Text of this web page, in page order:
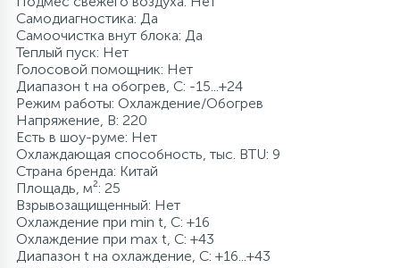
Самодиагностика: Да
Самоочистка внут блока: Да
Теплый пуск: Нет
Голосовой помощник: Нет
Диапазон t на обогрев, С: -15...+24
Режим работы: Охлаждение/Обогрев
Напряжение, В: 220
Есть в шоу-руме: Нет
Охлаждающая способность, тыс. BTU: 9
Страна бренда: Китай
Площадь, м²: 25
Взрывозащищенный: Нет
Охлаждение при min t, С: +16
Охлаждение при max t, C: +43
Диапазон t на охлаждение, С: +16...+43